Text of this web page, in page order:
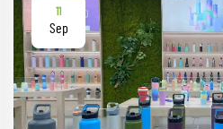
11
Sep